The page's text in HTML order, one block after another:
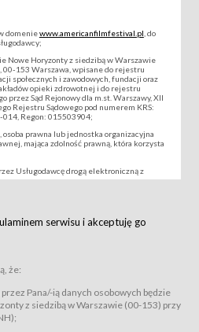
domeniewww.americanfilmfestival.pl , do
Nowe Horyzonty z siedzibą w Warszawie
00-153 Warszawa, wpisane do rejestru
społecznych i zawodowych, fundacji oraz
opieki zdrowotnej i do rejestru
przez Sąd Rejonowy dla m.st. Warszawy, XII
Rejestru Sądowego pod numerem KRS:
Regon: 015503904;
osoba prawna lub jednostka organizacyjna
mająca zdolność prawną, która korzysta
Usługodawcę drogą elektroniczną z
(Akredytacje);
zawarcie umowy z
wzięcia udziału w Wydarzeniu,
dla danego Wydarzenia, tj. uprawniające
pojedynczych seansach filmowych,
serwisu i akceptuję go
że:
Pana/-ią danych osobowych będzie
z siedzibą w Warszawie (00-153) przy